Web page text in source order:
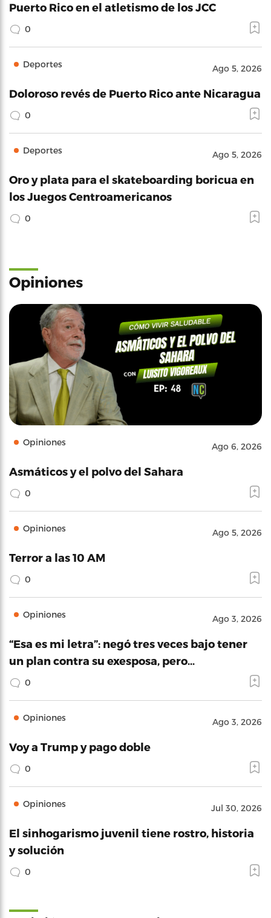
Puerto Rico en el atletismo de los JCC
0
Deportes Ago 5, 2026
Doloroso revés de Puerto Rico ante Nicaragua
0
Deportes Ago 5, 2026
Oro y plata para el skateboarding boricua en
los Juegos Centroamericanos
0
Opiniones
Opiniones Ago 6, 2026
Asmáticos y el polvo del Sahara
0
Opiniones Ago 5, 2026
Terror a las 10 AM
0
Opiniones Ago 3, 2026
“Esa es mi letra”: negó tres veces bajo tener
un plan contra su exesposa, pero…
0
Opiniones Ago 3, 2026
Voy a Trump y pago doble
0
Opiniones Jul 30, 2026
El sinhogarismo juvenil tiene rostro, historia
y solución
0